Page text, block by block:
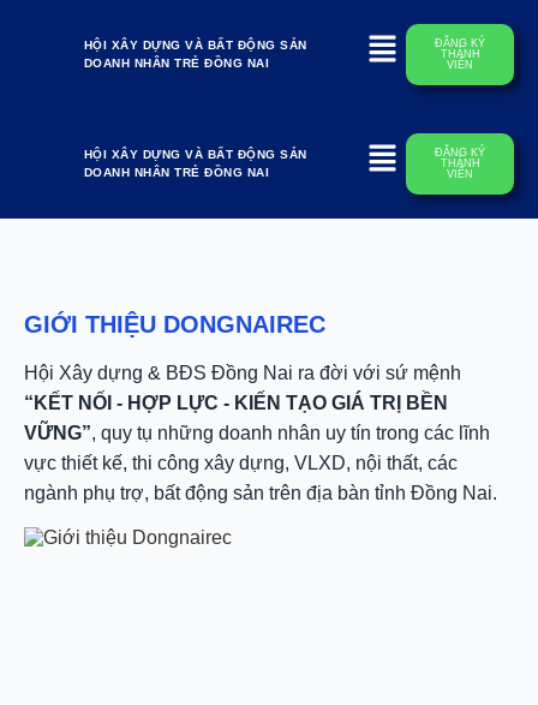
HỘI XÂY DỰNG VÀ BẤT ĐỘNG SẢN
DOANH NHÂN TRẺ ĐỒNG NAI
ĐĂNG KÝ
THÀNH
VIÊN
HỘI XÂY DỰNG VÀ BẤT ĐỘNG SẢN
DOANH NHÂN TRẺ ĐỒNG NAI
ĐĂNG KÝ
THÀNH
VIÊN
GIỚI THIỆU DONGNAIREC
Hội Xây dựng & BĐS Đồng Nai ra đời với sứ mệnh
“KẾT NỐI - HỢP LỰC - KIẾN TẠO GIÁ TRỊ BỀN
VỮNG”, quy tụ những doanh nhân uy tín trong các lĩnh
vực thiết kế, thi công xây dựng, VLXD, nội thất, các
ngành phụ trợ, bất động sản trên địa bàn tỉnh Đồng Nai.